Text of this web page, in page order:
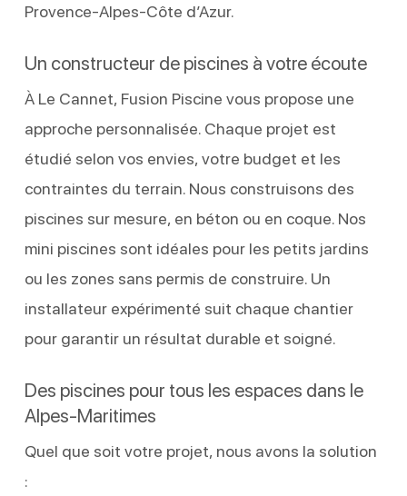
Provence-Alpes-Côte d’Azur.
Un constructeur de piscines à votre écoute
À Le Cannet, Fusion Piscine vous propose une
approche personnalisée. Chaque projet est
étudié selon vos envies, votre budget et les
contraintes du terrain. Nous construisons des
piscines sur mesure, en béton ou en coque. Nos
mini piscines sont idéales pour les petits jardins
ou les zones sans permis de construire. Un
installateur expérimenté suit chaque chantier
pour garantir un résultat durable et soigné.
Des piscines pour tous les espaces dans le
Alpes-Maritimes
Quel que soit votre projet, nous avons la solution
: